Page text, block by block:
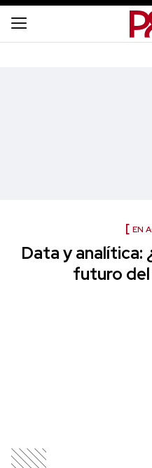
EN
Data y analítica:
futuro